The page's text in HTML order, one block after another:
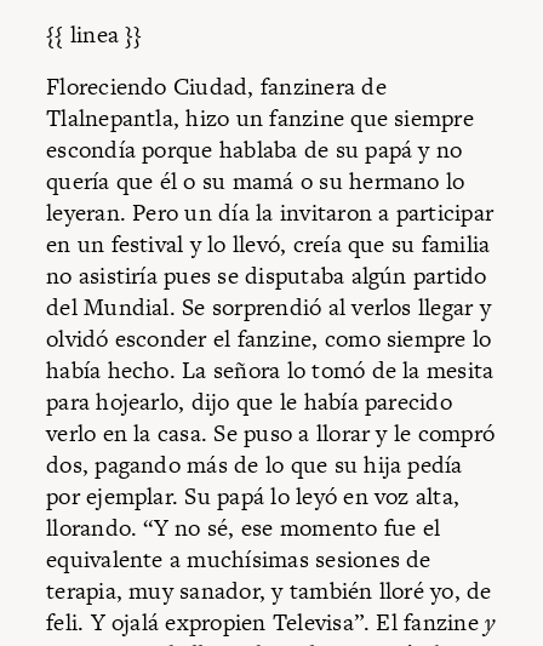
{{ linea }}
Floreciendo Ciudad, fanzinera de
Tlalnepantla, hizo un fanzine que siempre
escondía porque hablaba de su papá y no
quería que él o su mamá o su hermano lo
leyeran. Pero un día la invitaron a participar
en un festival y lo llevó, creía que su familia
no asistiría pues se disputaba algún partido
del Mundial. Se sorprendió al verlos llegar y
olvidó esconder el fanzine, como siempre lo
había hecho. La señora lo tomó de la mesita
para hojearlo, dijo que le había parecido
verlo en la casa. Se puso a llorar y le compró
dos, pagando más de lo que su hija pedía
por ejemplar. Su papá lo leyó en voz alta,
llorando. “Y no sé, ese momento fue el
equivalente a muchísimas sesiones de
terapia, muy sanador, y también lloré yo, de
feli. Y ojalá expropien Televisa”. El fanziney